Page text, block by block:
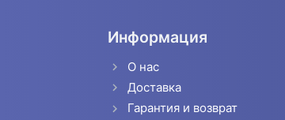
Информация
О нас
Доставка
Гарантия и возврат